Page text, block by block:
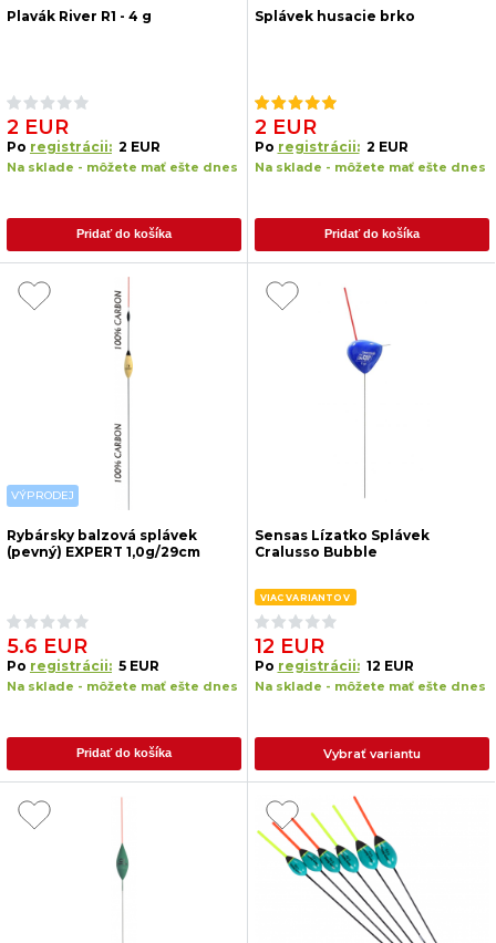
Plavák River R1 - 4 g
2 EUR
Po registrácii: 2 EUR
Na sklade - môžete mať ešte dnes
Pridať do košíka
Splávek husacie brko
2 EUR
Po registrácii: 2 EUR
Na sklade - môžete mať ešte dnes
Pridať do košíka
VÝPRODEJ
Rybársky balzová splávek
(pevný) EXPERT 1,0g/29cm
5.6 EUR
Po registrácii: 5 EUR
Na sklade - môžete mať ešte dnes
Pridať do košíka
Sensas Lízatko Splávek
Cralusso Bubble
VIAC VARIANTOV
12 EUR
Po registrácii: 12 EUR
Na sklade - môžete mať ešte dnes
Vybrať variantu